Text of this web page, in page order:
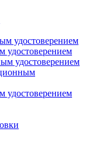
удостоверением
удостоверением
удостоверением
удостоверением